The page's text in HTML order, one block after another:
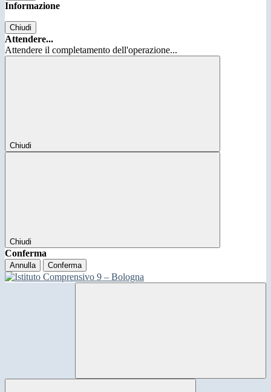
Informazione
Chiudi
Attendere...
Attendere il completamento dell'operazione...
Chiudi
Chiudi
Conferma
Annulla Conferma